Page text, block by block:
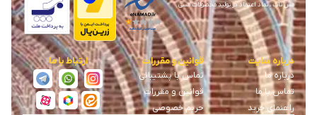
مس ناب ، نماد اعتماد در تولید محصولات مسی
درباره سایت
درباره ما
تماس با ما
راهنمای خرید
قوانین و مقررات
تماس با پشتیبانی
قوانین و مقررات
حریم خصوصی
ارتباط با ما